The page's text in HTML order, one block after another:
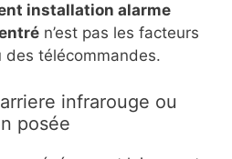
installation alarme
n’est pas les facteurs
télécommandes.
infrarouge ou
posée